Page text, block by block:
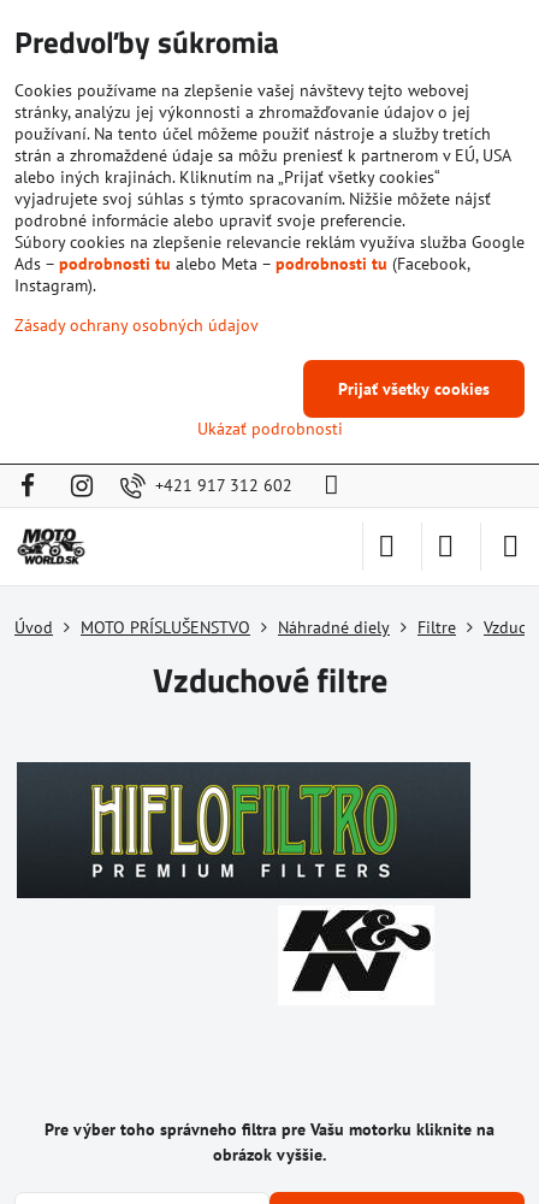
+421 917 312 602
Úvod MOTO PRÍSLUŠENSTVO Náhradné diely Filtre
Vzduchové filtre
Pre výber toho správneho filtra pre Vašu motorku kliknite na
obrázok vyššie.
Predvoľby súkromia
Cookies používame na zlepšenie vašej návštevy tejto webovej
stránky, analýzu jej výkonnosti a zhromažďovanie údajov o jej
používaní. Na tento účel môžeme použiť nástroje a služby tretích
strán a zhromaždené údaje sa môžu preniesť k partnerom v EÚ, USA
alebo iných krajinách. Kliknutím na „Prijať všetky cookies“
vyjadrujete svoj súhlas s týmto spracovaním. Nižšie môžete nájsť
podrobné informácie alebo upraviť svoje preferencie.
Súbory cookies na zlepšenie relevancie reklám využíva služba Google
Ads – podrobnosti tu alebo Meta – podrobnosti tu (Facebook,
Instagram).
Zásady ochrany osobných údajov
Ukázať podrobnosti
Prijať všetky cookies